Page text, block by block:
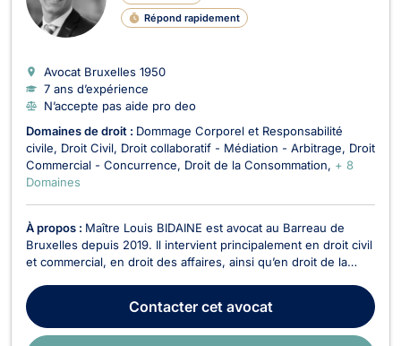
Répond rapidement
E
Avocat Bruxelles 1950
7 ans d’expérience
N’accepte pas aide pro deo
Domaines de droit : Dommage Corporel et Responsabilité
civile
Droit Civil Droit collaboratif - Médiation - Arbitrage
Droit
Commercial - Concurrence
Droit de la Consommation
+ 8
Domaines
À propos : Maître Louis BIDAINE est avocat au Barreau de
Bruxelles depuis 2019. Il intervient principalement en droit civil
et commercial, en droit des affaires, ainsi qu’en droit de la
sociétés, il accompagne entrepreneurs et entreprises dans la
rédaction de contrats, la st...
Contactercet avocat